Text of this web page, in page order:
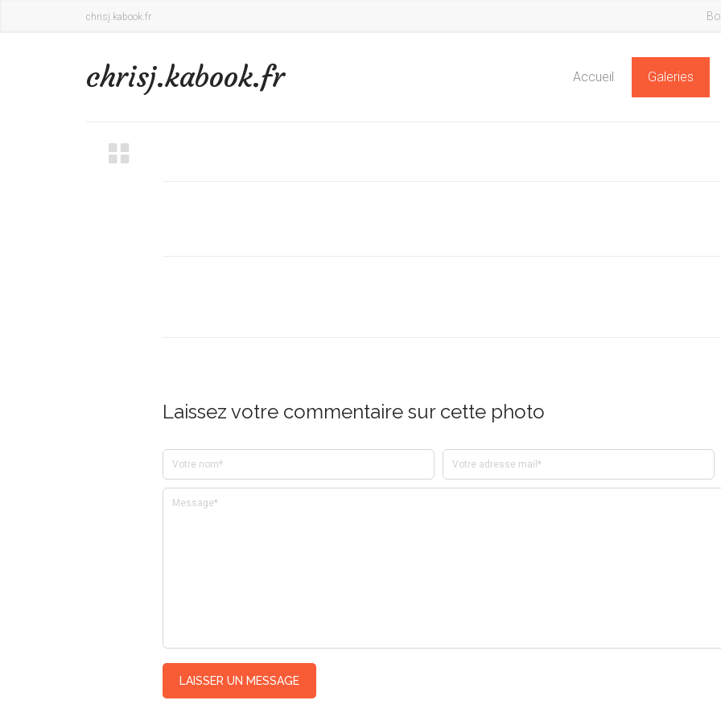
chrisj.kabook.fr
chrisj.kabook.fr Accueil Galeries
Laissez votre commentaire sur cette photo
LAISSER UN MESSAGE